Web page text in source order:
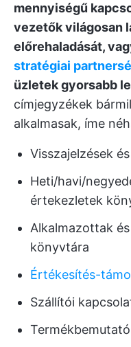
mennyiségű
vezetők világosan
előrehaladását,
stratégiai
üzletek gyorsabb
címjegyzékek
alkalmasak, íme
Visszajelzések és
Heti/havi/
értekezletek
Alkalmazottak
könyvtára
Értékesítés-
Szállítói